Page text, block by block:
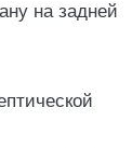
на задней